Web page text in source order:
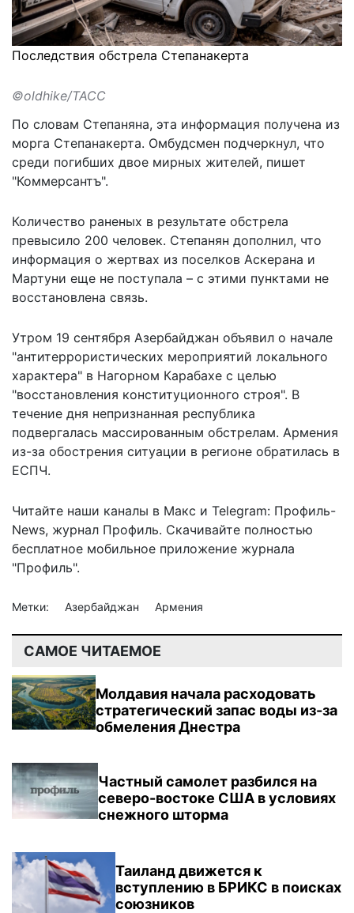
Последствия обстрела Степанакерта
©oldhike/ТАСС
По словам Степаняна, эта информация получена из
морга Степанакерта. Омбудсмен подчеркнул, что
среди погибших двое мирных жителей, пишет
"Коммерсантъ".
Количество раненых в результате обстрела
превысило 200 человек. Степанян дополнил, что
информация о жертвах из поселков Аскерана и
Мартуни еще не поступала – с этими пунктами не
восстановлена связь.
Утром 19 сентября Азербайджан объявил о начале
"антитеррористических мероприятий локального
характера" в Нагорном Карабахе с целью
"восстановления конституционного строя". В
течение дня непризнанная республика
подвергалась массированным обстрелам. Армения
из-за обострения ситуации в регионе обратилась в
ЕСПЧ.
Читайте наши каналы в Макс и Telegram: Профиль-
News, журнал Профиль. Скачивайте полностью
бесплатное мобильное приложение журнала
"Профиль".
Метки: Азербайджан Армения
САМОЕ ЧИТАЕМОЕ
Молдавия начала расходовать
стратегический запас воды из-за
обмеления Днестра
Частный самолет разбился на
северо-востоке США в условиях
снежного шторма
Таиланд движется к
вступлению в БРИКС в поисках
союзников